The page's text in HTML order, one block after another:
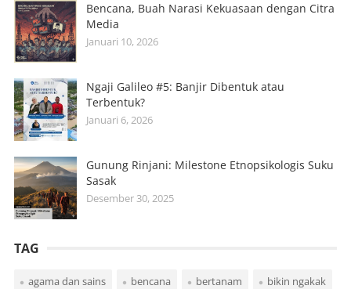
Bencana, Buah Narasi Kekuasaan dengan Citra
Media
Januari 10, 2026
Ngaji Galileo #5: Banjir Dibentuk atau
Terbentuk?
Januari 6, 2026
Gunung Rinjani: Milestone Etnopsikologis Suku
Sasak
Desember 30, 2025
TAG
agama dan sains bencana bertanam bikin ngakak